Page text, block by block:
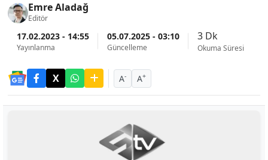
Emre Aladağ
Editör
17.02.2023 - 14:55
Yayınlanma
05.07.2025 - 03:10
Güncelleme
3 Dk
Okuma Süresi
A- A+